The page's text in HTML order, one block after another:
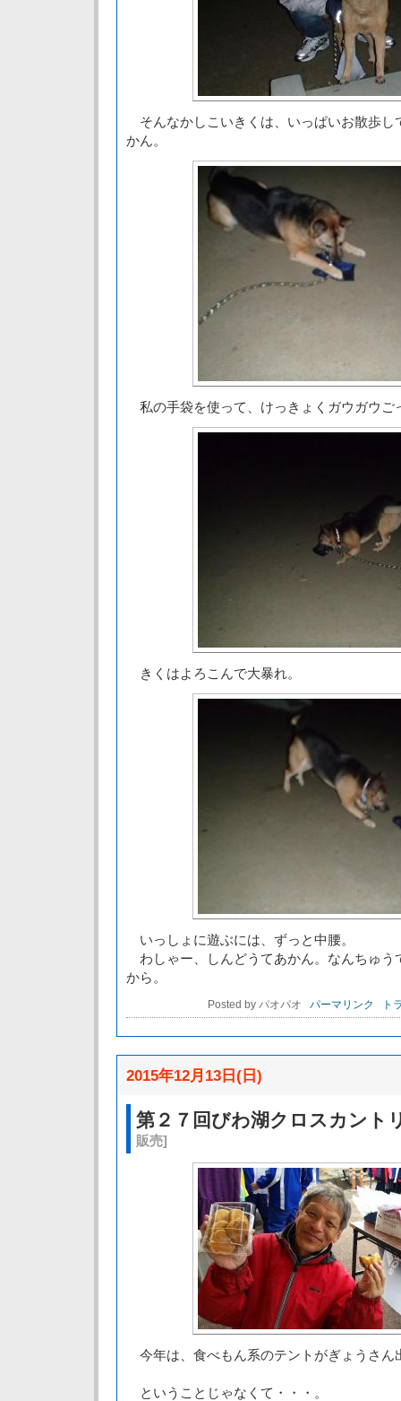
そんなかしこいきくは、いっぱいお散歩し
かん。
私の手袋を使って、けっきょくガウガウご
きくはよろこんで大暴れ。
いっしょに遊ぶには、ずっと中腰。
わしゃー、しんどうてあかん。なんちゅう
から。
Posted by パオパオ パーマリンク ト
2015年12月13日(日)
第２７回びわ湖クロスカント
販売]
今年は、食べもん系のテントがぎょうさん
ということじゃなくて・・・。